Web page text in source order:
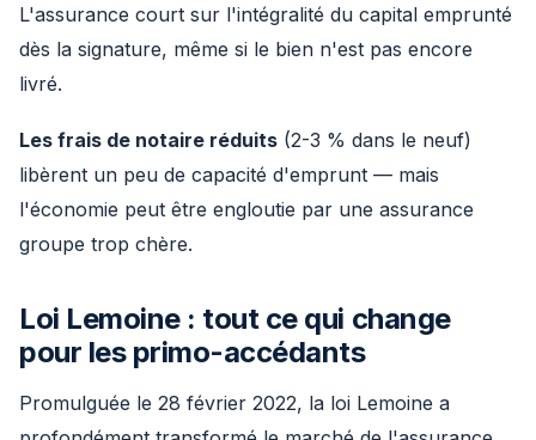
L'assurance court sur l'intégralité du capital emprunté
dès la signature, même si le bien n'est pas encore
livré.
Les frais de notaire réduits (2-3 % dans le neuf)
libèrent un peu de capacité d'emprunt — mais
l'économie peut être engloutie par une assurance
groupe trop chère.
Loi Lemoine : tout ce qui change
pour les primo-accédants
Promulguée le 28 février 2022, la loi Lemoine a